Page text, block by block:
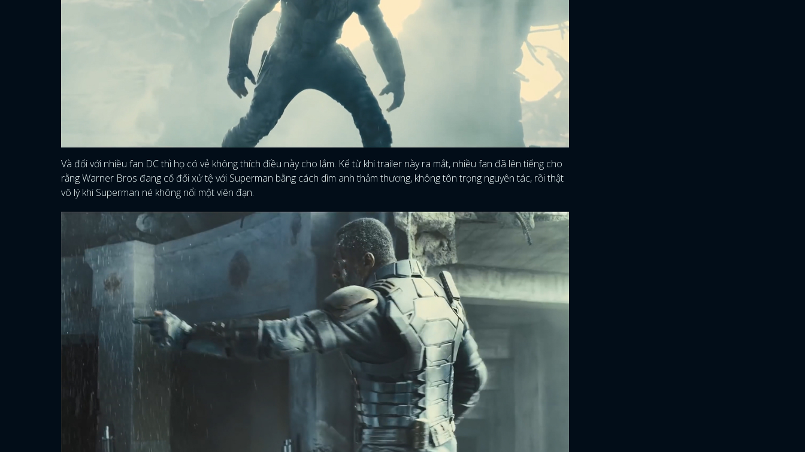
Và đối với nhiều fan DC thì họ có vẻ không thích điều này cho lắm. Kể từ khi trailer này ra mắt, nhiều fan đã lên tiếng cho
rằng Warner Bros đang cố đối xử tệ với Superman bằng cách dìm anh thảm thương, không tôn trọng nguyên tác, rồi thật
vô lý khi Superman né không nổi một viên đạn.